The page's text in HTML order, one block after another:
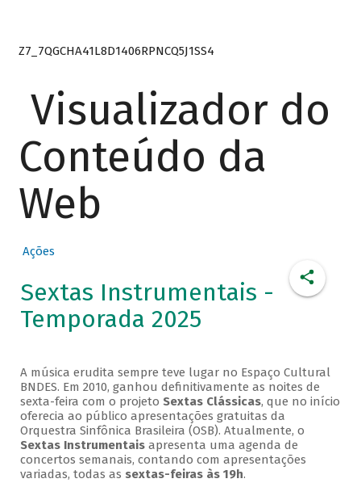
Z7_7QGCHA41L8D1406RPNCQ5J1SS4
Visualizador do
Conteúdo da
Web
Ações
Sextas Instrumentais -
Temporada 2025
A música erudita sempre teve lugar no Espaço Cultural
BNDES. Em 2010, ganhou definitivamente as noites de
sexta-feira com o projeto Sextas Clássicas, que no início
oferecia ao público apresentações gratuitas da
Orquestra Sinfônica Brasileira (OSB). Atualmente, o
Sextas Instrumentaisapresenta uma agenda de
concertos semanais, contando com apresentações
variadas, todas as sextas-feiras às 19h.